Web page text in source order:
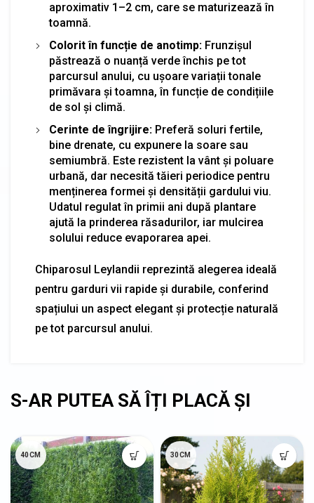
aproximativ 1–2 cm, care se maturizează în
toamnă.
Colorit în funcție de anotimp: Frunzișul
păstrează o nuanță verde închis pe tot
parcursul anului, cu ușoare variații tonale
primăvara și toamna, în funcție de condițiile
de sol și climă.
Cerinte de îngrijire: Preferă soluri fertile,
bine drenate, cu expunere la soare sau
semiumbră. Este rezistent la vânt și poluare
urbană, dar necesită tăieri periodice pentru
menținerea formei și densității gardului viu.
Udatul regulat în primii ani după plantare
ajută la prinderea răsadurilor, iar mulcirea
solului reduce evaporarea apei.
Chiparosul Leylandii reprezintă alegerea ideală
pentru garduri vii rapide și durabile, conferind
spațiului un aspect elegant și protecție naturală
pe tot parcursul anului.
40CM 30CM